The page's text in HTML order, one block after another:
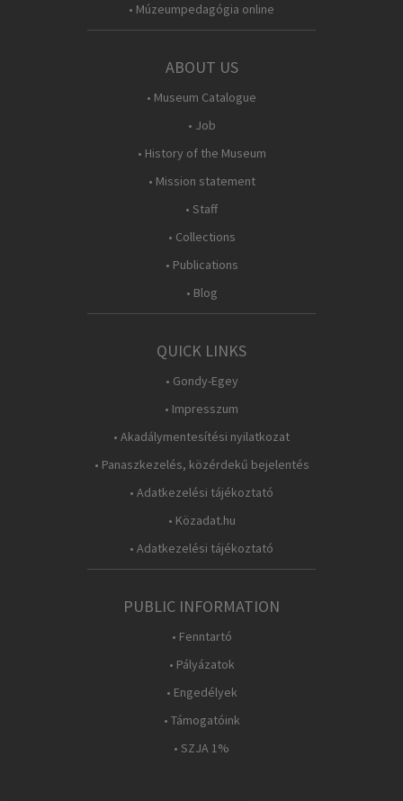
• Múzeumpedagógia online
ABOUT US
• Museum Catalogue
• Job
• History of the Museum
• Mission statement
• Staff
• Collections
• Publications
• Blog
QUICK LINKS
• Gondy-Egey
• Impresszum
• Akadálymentesítési nyilatkozat
• Panaszkezelés, közérdekű bejelentés
• Adatkezelési tájékoztató
• Közadat.hu
• Adatkezelési tájékoztató
PUBLIC INFORMATION
• Fenntartó
• Pályázatok
• Engedélyek
• Támogatóink
• SZJA 1%